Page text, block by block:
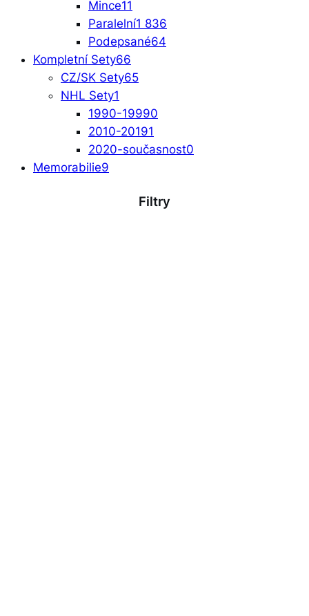
Mince11
Paralelní1 836
Podepsané64
Kompletní Sety66
CZ/SK Sety65
NHL Sety1
1990-19990
2010-20191
2020-současnost0
Memorabilie9
Filtry